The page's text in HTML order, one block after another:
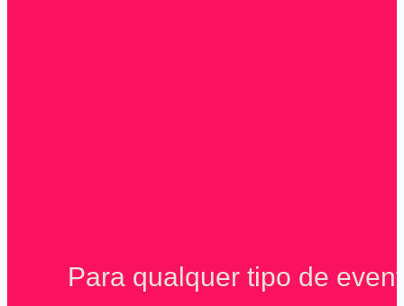
Para qualquer tipo de evento,